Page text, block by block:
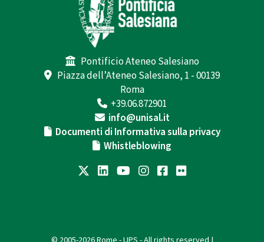
Pontificio Ateneo Salesiano
Piazza dell’Ateneo Salesiano, 1 - 00139
Roma
+39.06.872901
info@unisal.it
Documenti di Informativa sulla privacy
Whistleblowing